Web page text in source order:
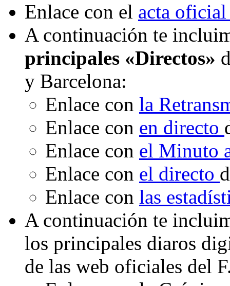
Enlace con el acta
A continuación te
principales «Directos»
y Barcelona:
Enlace con la
Enlace con en directo
Enlace con el Minuto
Enlace con el directo
Enlace con las
A continuación te
los principales diaros
de las web oficiales del